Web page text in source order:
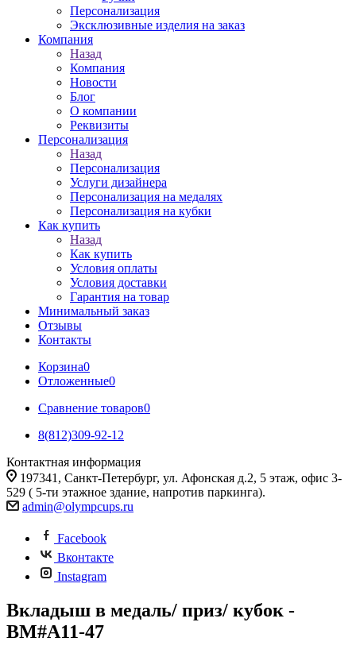
Персонализация
Эксклюзивные изделия на заказ
Компания
Назад
Компания
Новости
Блог
О компании
Реквизиты
Персонализация
Назад
Персонализация
Услуги дизайнера
Персонализация на медалях
Персонализация на кубки
Как купить
Назад
Как купить
Условия оплаты
Условия доставки
Гарантия на товар
Минимальный заказ
Отзывы
Контакты
Корзина0
Отложенные0
Сравнение товаров0
8(812)309-92-12
Контактная информация
197341, Санкт-Петербург, ул. Афонская д.2, 5 этаж, офис 3-
529 ( 5-ти этажное здание, напротив паркинга).
admin@olympcups.ru
Facebook
Вконтакте
Instagram
Вкладыш в медаль/ приз/ кубок -
BM#A11-47